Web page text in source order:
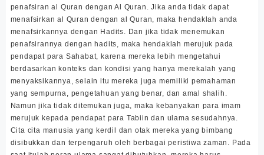
penafsiran al Quran dengan Al Quran. Jika anda tidak dapat
menafsirkan al Quran dengan al Quran, maka hendaklah anda
menafsirkannya dengan Hadits. Dan jika tidak menemukan
penafsirannya dengan hadits, maka hendaklah merujuk pada
pendapat para Sahabat, karena mereka lebih mengetahui
berdasarkan konteks dan kondisi yang hanya merekalah yang
menyaksikannya, selain itu mereka juga memiliki pemahaman
yang sempurna, pengetahuan yang benar, dan amal shalih.
Namun jika tidak ditemukan juga, maka kebanyakan para imam
merujuk kepada pendapat para Tabiin dan ulama sesudahnya.
Cita cita manusia yang kerdil dan otak mereka yang bimbang
disibukkan dan terpengaruh oleh berbagai peristiwa zaman. Pada